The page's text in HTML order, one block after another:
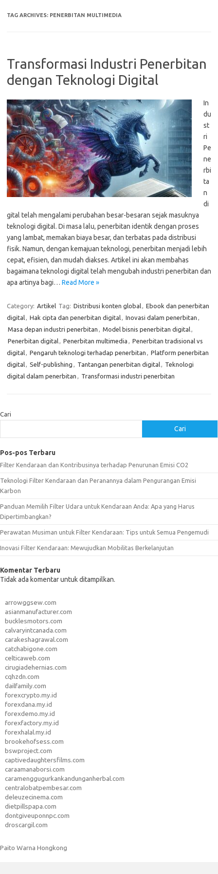
TAG ARCHIVES: PENERBITAN MULTIMEDIA
Transformasi Industri Penerbitan
dengan Teknologi Digital
In
du
st
ri
Pe
ne
rbi
ta
n
di
gital telah mengalami perubahan besar-besaran sejak masuknya
teknologi digital. Di masa lalu, penerbitan identik dengan proses
yang lambat, memakan biaya besar, dan terbatas pada distribusi
fisik. Namun, dengan kemajuan teknologi, penerbitan menjadi lebih
cepat, efisien, dan mudah diakses. Artikel ini akan membahas
bagaimana teknologi digital telah mengubah industri penerbitan dan
apa artinya bagi… Read More »
Category: Artikel Tag: Distribusi konten global, Ebook dan penerbitan
digital, Hak cipta dan penerbitan digital, Inovasi dalam penerbitan ,
Masa depan industri penerbitan , Model bisnis penerbitan digital,
Penerbitan digital, Penerbitan multimedia , Penerbitan tradisional vs
digital, Pengaruh teknologi terhadap penerbitan , Platform penerbitan
digital, Self-publishing , Tantangan penerbitan digital, Teknologi
digital dalam penerbitan , Transformasi industri penerbitan
Cari
Cari
Pos-pos Terbaru
Filter Kendaraan dan Kontribusinya terhadap Penurunan Emisi CO2
Teknologi Filter Kendaraan dan Peranannya dalam Pengurangan Emisi
Karbon
Panduan Memilih Filter Udara untuk Kendaraan Anda: Apa yang Harus
Dipertimbangkan?
Perawatan Musiman untuk Filter Kendaraan: Tips untuk Semua Pengemudi
Inovasi Filter Kendaraan: Mewujudkan Mobilitas Berkelanjutan
Komentar Terbaru
Tidak ada komentar untuk ditampilkan.
arrowggsew.com
asianmanufacturer.com
bucklesmotors.com
calvaryintcanada.com
carakeshagrawal.com
catchabigone.com
celticaweb.com
cirugiadehernias.com
cqhzdn.com
dailfamily.com
forexcrypto.my.id
forexdana.my.id
forexdemo.my.id
forexfactory.my.id
forexhalal.my.id
brookehofsess.com
bswproject.com
captivedaughtersfilms.com
caraamanaborsi.com
caramenggugurkankandunganherbal.com
centralobatpembesar.com
deleuzecinema.com
dietpillspapa.com
dontgiveuponnpc.com
droscargil.com
Paito Warna Hongkong